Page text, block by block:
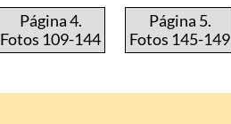
Página 4.
Fotos 109-144
Página 5.
Fotos 145-149